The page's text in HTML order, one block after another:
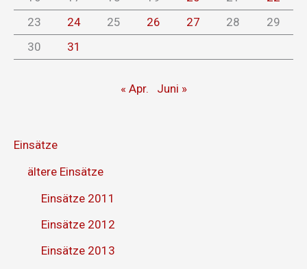
23
24 25 26 27 28
29
30
31
« Apr. Juni »
Einsätze
ältere Einsätze
Einsätze 2011
Einsätze 2012
Einsätze 2013